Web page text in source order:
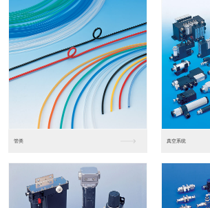
进口松下PLC2 进口松下PLC